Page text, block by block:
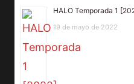
HALO Temporada 1
19 de mayo de 2022